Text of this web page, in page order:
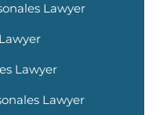
Lawyer
Lawyer
Lawyer